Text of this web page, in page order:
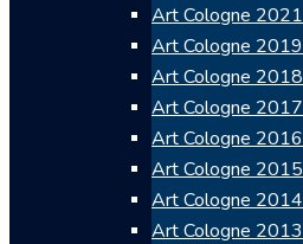
Art Cologne 2021
Art Cologne 2019
Art Cologne 2018
Art Cologne 2017
Art Cologne 2016
Art Cologne 2015
Art Cologne 2014
Art Cologne 2013